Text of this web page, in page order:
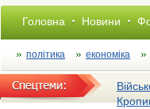
Головна Новини
політика економіка